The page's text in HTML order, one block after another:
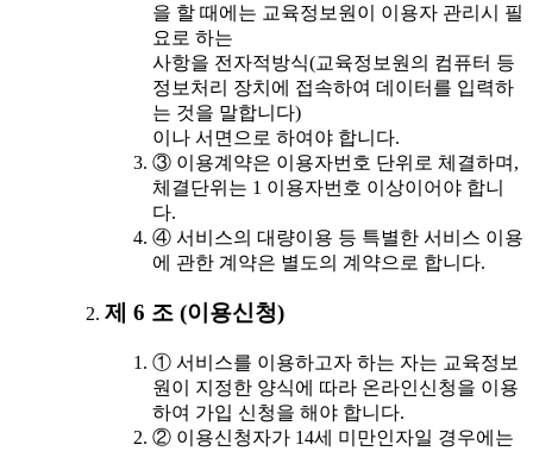
을 할 때에는 교육정보원이 이용자 관리시 필
요로 하는
사항을 전자적방식(교육정보원의 컴퓨터 등
정보처리 장치에 접속하여 데이터를 입력하
는 것을 말합니다)
이나 서면으로 하여야 합니다.
③ 이용계약은 이용자번호 단위로 체결하며,
체결단위는 1 이용자번호 이상이어야 합니
다.
④ 서비스의 대량이용 등 특별한 서비스 이용
에 관한 계약은 별도의 계약으로 합니다.
제 6 조 (이용신청)
① 서비스를 이용하고자 하는 자는 교육정보
원이 지정한 양식에 따라 온라인신청을 이용
하여 가입 신청을 해야 합니다.
② 이용신청자가 14세 미만인자일 경우에는